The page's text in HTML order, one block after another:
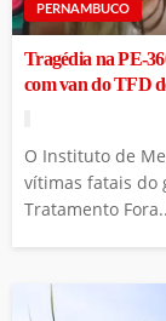
PERNAMBUCO
Tragédia na PE-
com van do TFD
O Instituto de
vítimas fatais do
Tratamento